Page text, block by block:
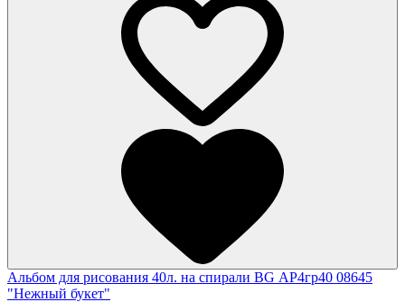
Альбом для рисования 40л. на спирали BG АР4гр40 08645
"Нежный букет"